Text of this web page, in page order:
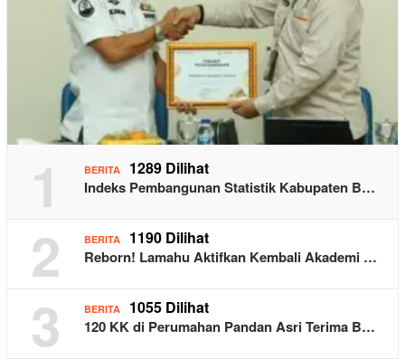
1 BERITA 1289 Dilihat
Indeks Pembangunan Statistik Kabupaten B…
2 BERITA 1190 Dilihat
Reborn! Lamahu Aktifkan Kembali Akademi …
3 BERITA 1055 Dilihat
120 KK di Perumahan Pandan Asri Terima B…